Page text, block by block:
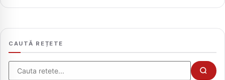
CAUTĂ REȚETE
Cauta